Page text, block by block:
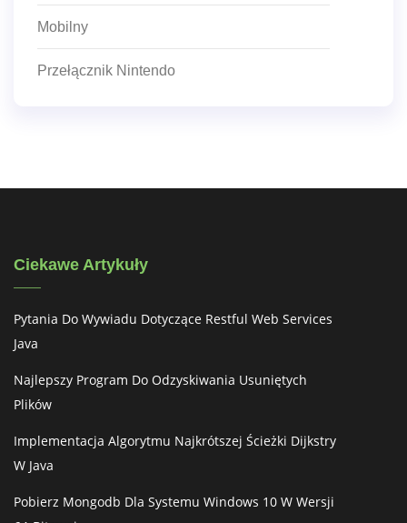
Mobilny
Przełącznik Nintendo
Ciekawe Artykuły
Pytania Do Wywiadu Dotyczące Restful Web Services
Java
Najlepszy Program Do Odzyskiwania Usuniętych
Plików
Implementacja Algorytmu Najkrótszej Ścieżki Dijkstry
W Java
Pobierz Mongodb Dla Systemu Windows 10 W Wersji